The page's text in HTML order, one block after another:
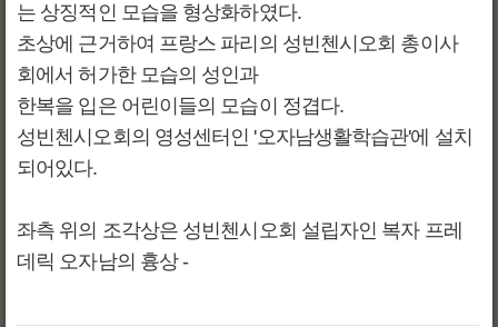
는 상징적인 모습을 형상화하였다.
초상에 근거하여 프랑스 파리의 성빈첸시오회 총이사
회에서 허가한 모습의 성인과
한복을 입은 어린이들의 모습이 정겹다.
성빈첸시오회의 영성센터인 '오자남생활학습관'에 설치
되어있다.
좌측 위의 조각상은 성빈첸시오회 설립자인 복자 프레
데릭 오자남의 흉상 -